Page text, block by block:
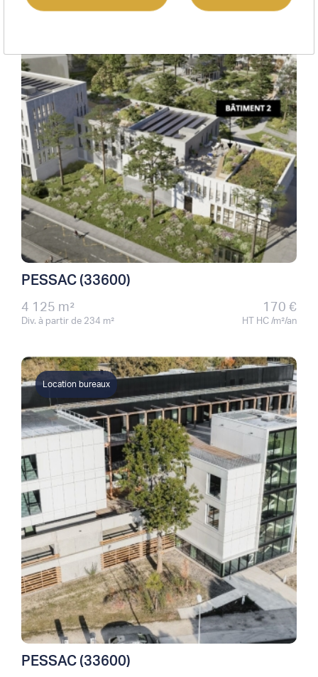
PESSAC (33600)
4 125 m²
Div. à partir de 234 m²
170 €
HT HC /m²/an
Location bureaux
PESSAC (33600)